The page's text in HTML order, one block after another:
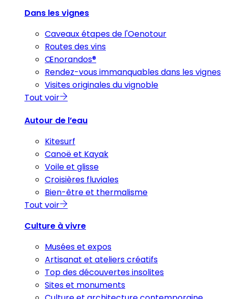
Dans les vignes
Caveaux étapes de l'Oenotour
Routes des vins
Œnorandos®
Rendez-vous immanquables dans les vignes
Visites originales du vignoble
Tout voir
Autour de l’eau
Kitesurf
Canoë et Kayak
Voile et glisse
Croisières fluviales
Bien-être et thermalisme
Tout voir
Culture à vivre
Musées et expos
Artisanat et ateliers créatifs
Top des découvertes insolites
Sites et monuments